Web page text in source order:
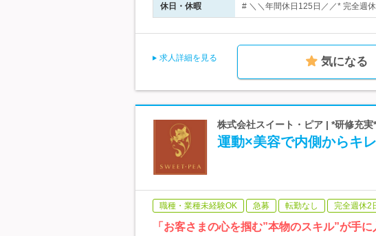
休日・休暇 # ＼＼年間休日125日／／* 完全週
求人詳細を見る 気になる
株式会社スイート・ピア | *研修充
運動×美容で内側からキ
職種・業種未経験OK 急募 転勤なし 完全週休2
「お客さまの心を掴む”本物のスキル”が手